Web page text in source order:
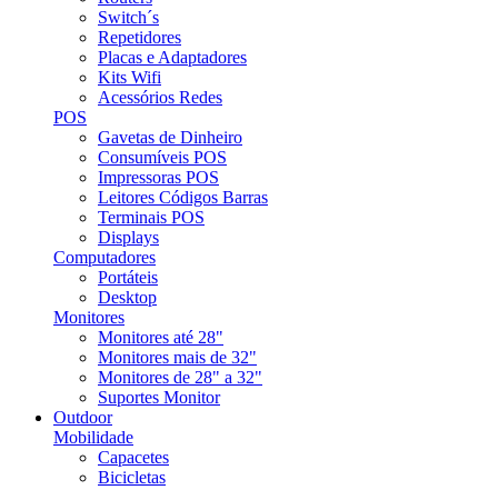
Switch´s
Repetidores
Placas e Adaptadores
Kits Wifi
Acessórios Redes
POS
Gavetas de Dinheiro
Consumíveis POS
Impressoras POS
Leitores Códigos Barras
Terminais POS
Displays
Computadores
Portáteis
Desktop
Monitores
Monitores até 28"
Monitores mais de 32"
Monitores de 28" a 32"
Suportes Monitor
Outdoor
Mobilidade
Capacetes
Bicicletas